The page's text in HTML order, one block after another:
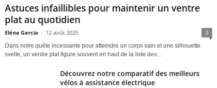
Astuces infaillibles pour maintenir un ventre
plat au quotidien
Eléna Garcia - 12 août 2025 0
Dans notre quête incessante pour atteindre un corps sain et une silhouette
svelte, un ventre plat figure souvent en haut de la liste des...
Découvrez notre comparatif des meilleurs
vélos à assistance électrique